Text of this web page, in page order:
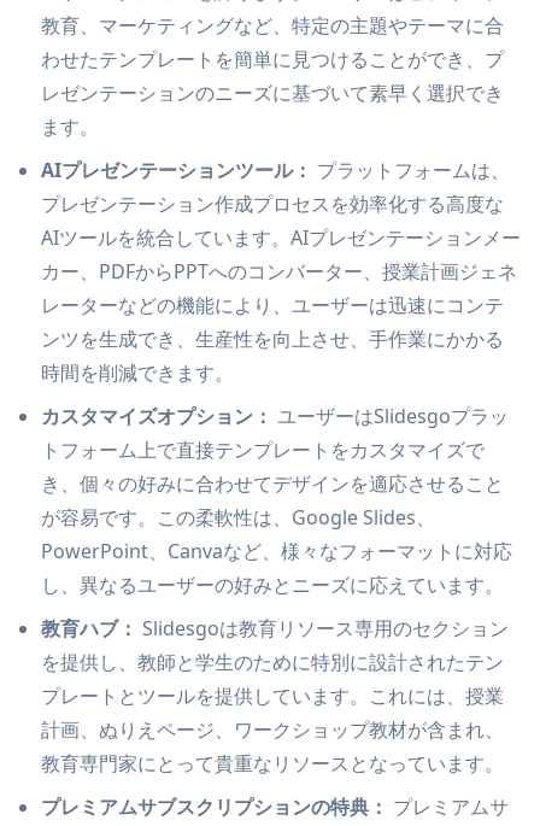
教育、マーケティングなど、特定の主題やテーマに合
わせたテンプレートを簡単に見つけることができ、プ
レゼンテーションのニーズに基づいて素早く選択でき
ます。
AIプレゼンテーションツール： プラットフォームは、
プレゼンテーション作成プロセスを効率化する高度な
AIツールを統合しています。AIプレゼンテーションメー
カー、PDFからPPTへのコンバーター、授業計画ジェネ
レーターなどの機能により、ユーザーは迅速にコンテ
ンツを生成でき、生産性を向上させ、手作業にかかる
時間を削減できます。
カスタマイズオプション： ユーザーはSlidesgoプラッ
トフォーム上で直接テンプレートをカスタマイズで
き、個々の好みに合わせてデザインを適応させること
が容易です。この柔軟性は、Google Slides、
PowerPoint、Canvaなど、様々なフォーマットに対応
し、異なるユーザーの好みとニーズに応えています。
教育ハブ： Slidesgoは教育リソース専用のセクション
を提供し、教師と学生のために特別に設計されたテン
プレートとツールを提供しています。これには、授業
計画、ぬりえページ、ワークショップ教材が含まれ、
教育専門家にとって貴重なリソースとなっています。
プレミアムサブスクリプションの特典： プレミアムサ